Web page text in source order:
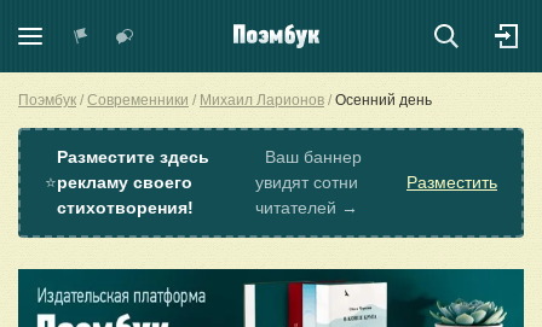
Поэмбук Современники Михаил Ларионов Осенний день
⭐
Разместите здесь
рекламу своего
стихотворения!
Ваш баннер
увидят сотни
читателей →
Разместить